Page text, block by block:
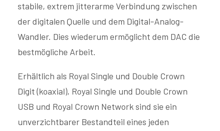
stabile, extrem jitterarme Verbindung zwischen
der digitalen Quelle und dem Digital-Analog-
Wandler. Dies wiederum ermöglicht dem DAC die
bestmögliche Arbeit.
Erhältlich als Royal Single und Double Crown
Digit (koaxial), Royal Single und Double Crown
USB und Royal Crown Network sind sie ein
unverzichtbarer Bestandteil eines jeden